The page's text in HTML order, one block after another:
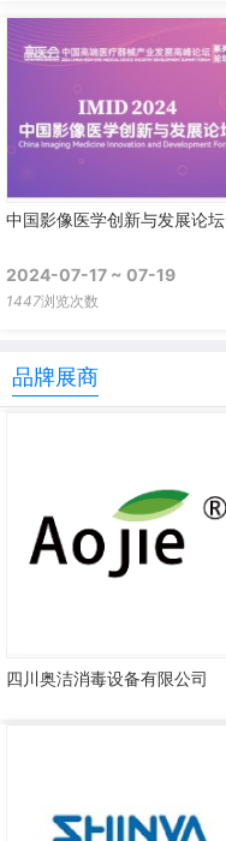
中国影像医学创新与发展论坛
2024-07-17 ~ 07-19
1447浏览次数
品牌展商
四川奥洁消毒设备有限公司